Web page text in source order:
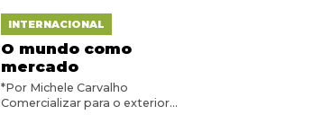
INTERNACIONAL
O mundo como
mercado
*Por Michele Carvalho
Comercializar para o exterior...